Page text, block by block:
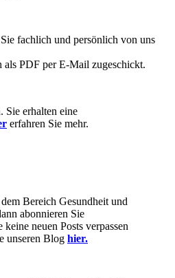
fachlich und persönlich von uns
PDF per E‐Mail zugeschickt.
Sie erhalten eine
erfahren Sie mehr.
Bereich Gesundheit und
abonnieren Sie
keine neuen Posts verpassen
unseren Blog hier.